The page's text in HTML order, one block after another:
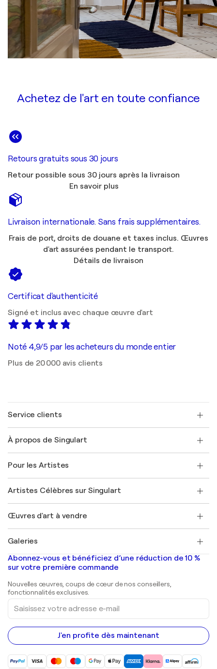
Achetez de l'art en toute confiance
Retours gratuits sous 30 jours
Retour possible sous 30 jours après la livraison
En savoir plus
Livraison internationale. Sans frais supplémentaires.
Frais de port, droits de douane et taxes inclus. Œuvres
d'art assurées pendant le transport.
Détails de livraison
Certificat d'authenticité
Signé et inclus avec chaque œuvre d'art
Noté 4,9/5 par les acheteurs du monde entier
Plus de 20 000 avis clients
Service clients
Expédition
Offrir une carte cadeau
Rejoignez notre programme commercial
Mon compte
+33 1 76 44 06 42
À propos de Singulart
FAQ
Magazine Singulart
Emplois
Découvrez une sélection d'art original
Pour les Artistes
Se connecter en tant qu'Artiste
Artistes Célèbres sur Singulart
Marc Chagall
Banksy
Mr. Brainwash
Shepard Fairey
Œuvres d'art à vendre
Tableaux abstraits à vendre
Peintures de paysage
Estampes
Peintures acryliques
Galeries
Galeries d'art en France
Galeries d'art en Belgique
Abonnez-vous et bénéficiez d’une réduction de 10 %
sur votre première commande
Nouvelles œuvres, coups de cœur de nos conseillers,
fonctionnalités exclusives.
Saisissez
votre
adresse
e-
mail
J'en profite dès maintenant